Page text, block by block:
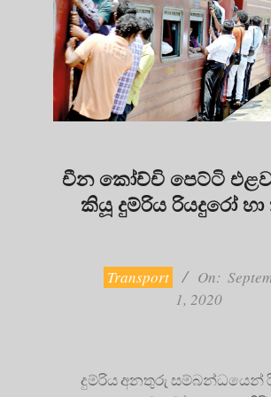
චීන කෝච්චි පෙට්ටි
කියූ දුම්රිය රියදුරෝ
Transport On:
1, 2020
දුම්රිය අනතුරු සම්බන්ධයෙන්